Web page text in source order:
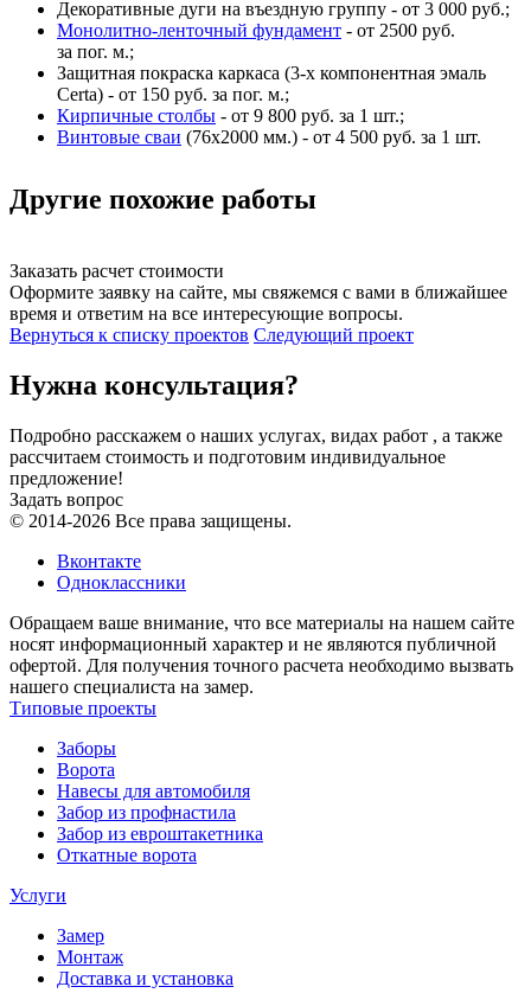
Декоративные дуги на въездную группу - от 3 000 руб.;
Монолитно-ленточный фундамент - от 2500 руб.
за пог. м.;
Защитная покраска каркаса (3-х компонентная эмаль
Certa) - от 150 руб. за пог. м.;
Кирпичные столбы - от 9 800 руб. за 1 шт.;
Винтовые сваи (76x2000 мм.) - от 4 500 руб. за 1 шт.
Другие похожие работы
Заказать расчет стоимости
Оформите заявку на сайте, мы свяжемся с вами в ближайшее
время и ответим на все интересующие вопросы.
Вернуться к списку проектов Следующий проект
Нужна консультация?
Подробно расскажем о наших услугах, видах работ , а также
рассчитаем стоимость и подготовим индивидуальное
предложение!
Задать вопрос
© 2014-2026 Все права защищены.
Вконтакте
Одноклассники
Обращаем ваше внимание, что все материалы на нашем сайте
носят информационный характер и не являются публичной
офертой. Для получения точного расчета необходимо вызвать
нашего специалиста на замер.
Типовые проекты
Заборы
Ворота
Навесы для автомобиля
Забор из профнастила
Забор из евроштакетника
Откатные ворота
Услуги
Замер
Монтаж
Доставка и установка